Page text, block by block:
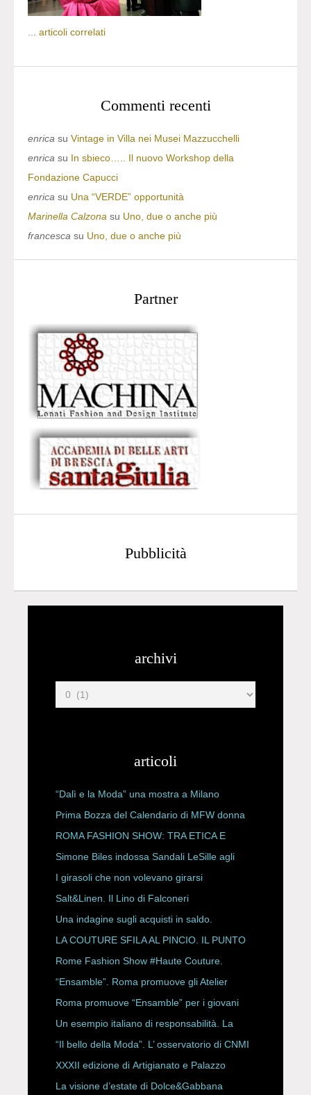
articoli correlati
Commenti recenti
enrica su Vintage in Villa nei Musei Mazzucchelli
enrica su In sbieco….. Il nuovo Workshop della
Fondazione Capucci
enrica su Una “VERDE” opportunità
Marinella Calzona su Uno, due o anche più
francesca su Uno, due o anche più
Partner
Pubblicità
archivi
articoli
“Dalì e la Moda” una mostra a Milano
Prima Bozza del Calendario di MFW donna
P/E 2027
ROMA FASHION SHOW: TRA ETICA E
HAUTE COUTURE
Simone Biles indossa Sandali LeSille agli
ESPY Awards 2026
I girasoli che non volevano girarsi
Salt&Linen. Il Lino di Falconeri
Una indagine sugli acquisti in saldo.
LA COUTURE SFILA AL PINCIO. IL PUNTO
CON ALESSANDRO ONORATO E
ROBERTA ANGELILLI
Rome Fashion Show #Haute Couture.
“Ensamble”. Roma promuove gli Atelier
Storici
Roma promuove “Ensamble” per i giovani
Un esempio italiano di responsabilità. La
Rete Slow Fiber
“Il bello della Moda”. L’ osservatorio di CNMI
XXXII edizione di Artigianato e Palazzo
La visione d’estate di Dolce&Gabbana